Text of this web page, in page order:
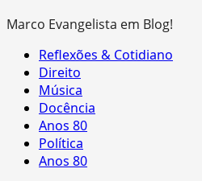
Marco Evangelista em Blog!
Primary
Menu
Reflexões & Cotidiano
Direito
Música
Docência
Anos 80
Política
Anos 80